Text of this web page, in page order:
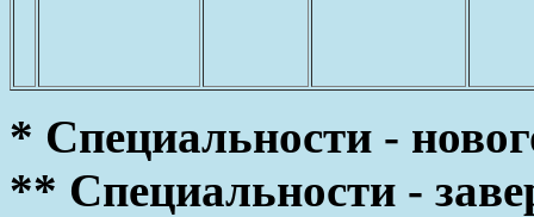
* Специальности -
** Специальности -